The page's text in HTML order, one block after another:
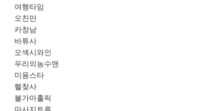
여행타임
오친만
카창남
바튜사
오섹시와인
우리의농수맨
미용스타
헬찾사
불가마홀릭
마사지트루